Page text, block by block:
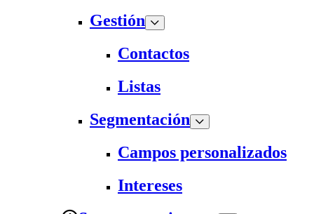
Gestión
Contactos
Listas
Segmentación
Campos personalizados
Intereses